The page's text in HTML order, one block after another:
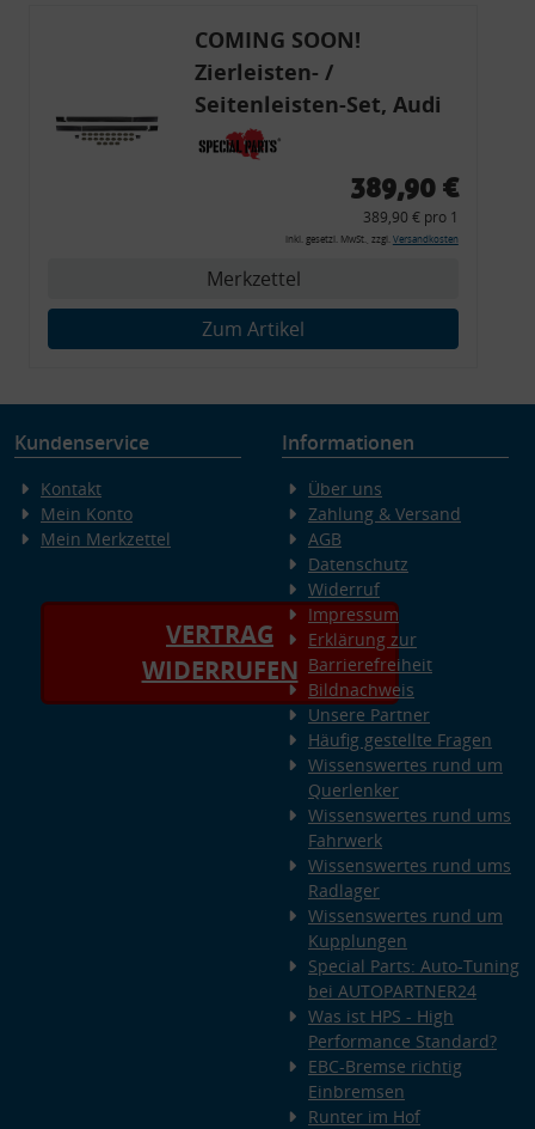
COMING SOON!
Zierleisten- /
Seitenleisten-Set, Audi
80 Cabrio, Coupe, S2, (6x
Zierleiste, 2x Kappe,
Montagewerkzeug)
389,90 €
389,90 € pro 1
inkl. gesetzl. MwSt., zzgl. Versandkosten
Merkzettel
Zum Artikel
Kundenservice
Kontakt
Mein Konto
Mein Merkzettel
VERTRAG
WIDERRUFEN
Informationen
Über uns
Zahlung & Versand
AGB
Datenschutz
Widerruf
Impressum
Erklärung zur
Barrierefreiheit
Bildnachweis
Unsere Partner
Häufig gestellte Fragen
Wissenswertes rund um
Querlenker
Wissenswertes rund ums
Fahrwerk
Wissenswertes rund ums
Radlager
Wissenswertes rund um
Kupplungen
Special Parts: Auto-Tuning
bei AUTOPARTNER24
Was ist HPS - High
Performance Standard?
EBC-Bremse richtig
Einbremsen
Runter im Hof